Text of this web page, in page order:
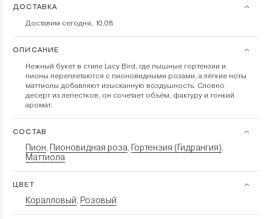
ДОСТАВКА
Доставим сегодня, 10.08
ОПИСАНИЕ
Нежный букет в стиле Lacy Bird, где пышные гортензии и
пионы переплетаются с пионовидными розами, а лёгкие ноты
маттиолы добавляют изысканную воздушность. Словно
десерт из лепестков, он сочетает объём, фактуру и тонкий
аромат.
СОСТАВ
Пион, Пионовидная роза, Гортензия (Гидрангия),
Маттиола
ЦВЕТ
Коралловый, Розовый